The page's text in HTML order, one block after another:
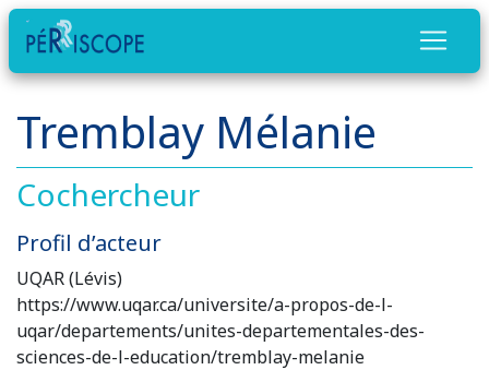
Tremblay Mélanie
Cochercheur
Profil d’acteur
UQAR (Lévis)
https://www.uqar.ca/universite/a-propos-de-l-
uqar/departements/unites-departementales-des-
sciences-de-l-education/tremblay-melanie